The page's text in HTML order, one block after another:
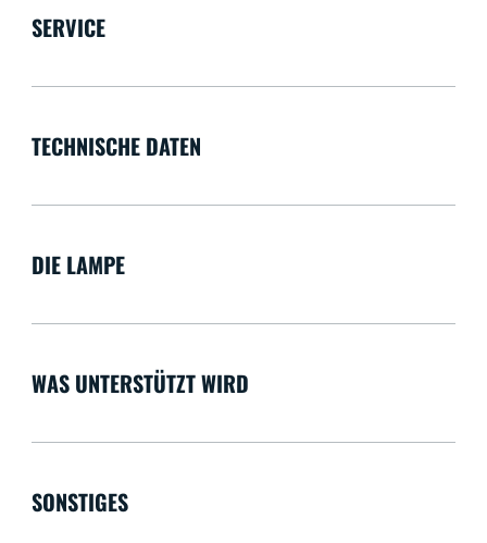
SERVICE
TECHNISCHE DATEN
DIE LAMPE
WAS UNTERSTÜTZT WIRD
SONSTIGES